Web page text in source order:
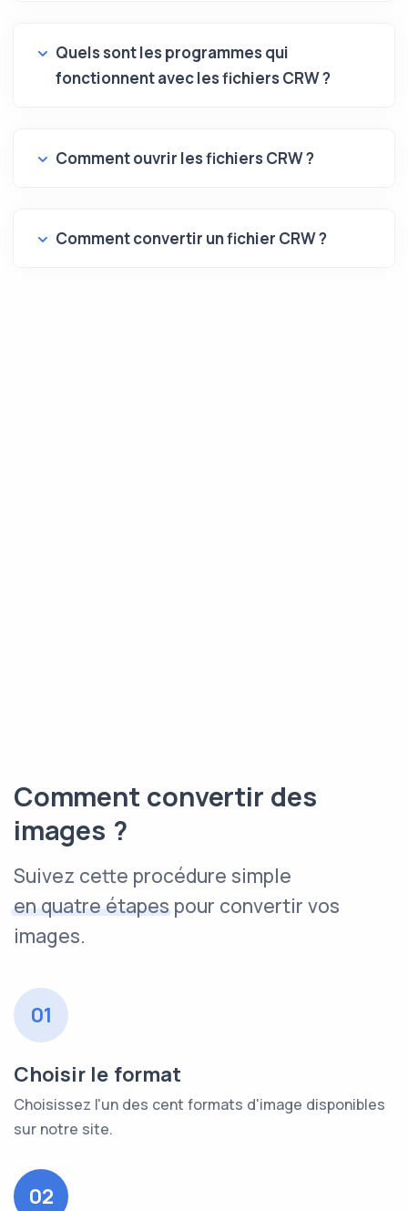
Quels sont les programmes qui
fonctionnent avec les fichiers CRW ?
Comment ouvrir les fichiers CRW ?
Comment convertir un fichier CRW ?
Comment convertir des
images ?
Suivez cette procédure simple
en quatre étapespour convertir vos
images.
01
Choisir le format
Choisissez l'un des cent formats d'image disponibles
sur notre site.
02